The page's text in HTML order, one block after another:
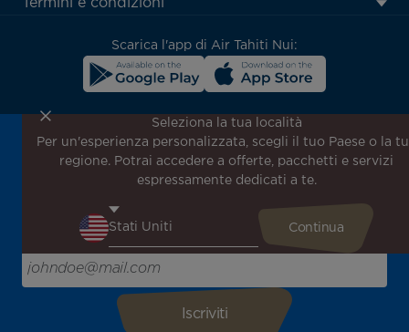
Termini e condizioni
Scarica l'app di Air Tahiti Nui:
Iscriviti alla nostra newsletter per ricevere le ultime
notizie!
Ricevi per primo tutte le nostre offerte e promozioni
per il tuo prossimo viaggio!
Inserisci la tua email qui
Seleziona la tua località
Per un'esperienza personalizzata, scegli il tuo Paese o la
regione. Potrai accedere a offerte, pacchetti e servizi
espressamente dedicati a te.